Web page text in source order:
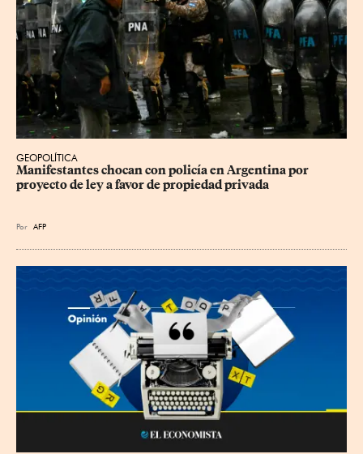
GEOPOLÍTICA
Manifestantes chocan con policía en Argentina por
proyecto de ley a favor de propiedad privada
Por AFP